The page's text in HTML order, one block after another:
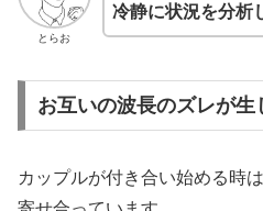
とらお
冷静に状況を分析
お互いの波長のズレが生
カップルが付き合い始める時